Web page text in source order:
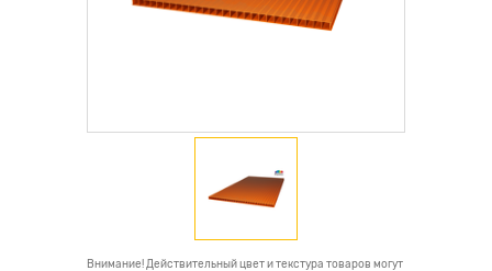
Внимание! Действительный цвет и текстура товаров могут